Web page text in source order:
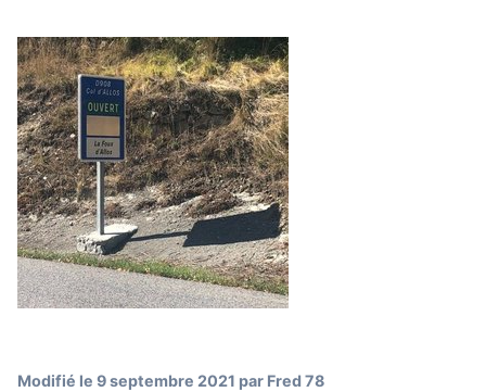
Modifié le 9 septembre 2021 par Fred 78